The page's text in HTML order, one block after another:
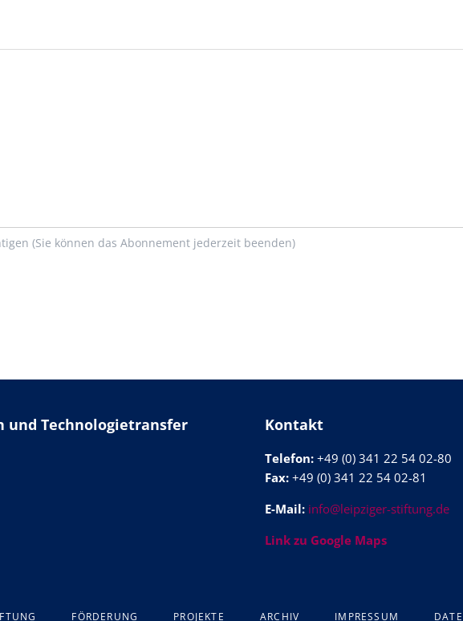
(Sie können das Abonnement jederzeit beenden)
und Technologietransfer Kontakt
Telefon:+49 (0) 341 22 54 02-80
Fax:+49 (0) 341 22 54 02-81
E-Mail: info@leipziger-stiftung.de
Link zu Google Maps
FÖRDERUNG PROJEKTE ARCHIV IMPRESSUM